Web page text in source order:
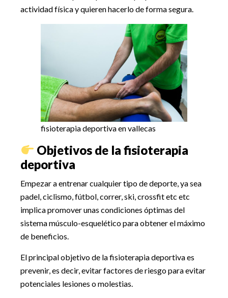
actividad física y quieren hacerlo de forma segura.
fisioterapia deportiva en vallecas
Objetivos de la fisioterapia
deportiva
Empezar a entrenar cualquier tipo de deporte, ya sea
padel, ciclismo, fútbol, correr, ski, crossfit etc etc
implica promover unas condiciones óptimas del
sistema músculo-esquelético para obtener el máximo
de beneficios.
El principal objetivo de la fisioterapia deportiva es
prevenir, es decir, evitar factores de riesgo para evitar
potenciales lesiones o molestias.